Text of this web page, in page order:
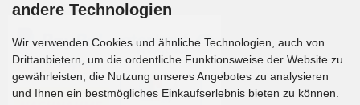
andere Technologien
Wir verwenden Cookies und ähnliche Technologien, auch von
Drittanbietern, um die ordentliche Funktionsweise der Website zu
gewährleisten, die Nutzung unseres Angebotes zu analysieren
und Ihnen ein bestmögliches Einkaufserlebnis bieten zu können.